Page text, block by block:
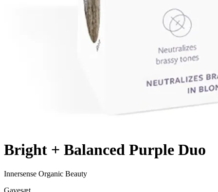
Bright + Balanced Purple Duo
Innersense Organic Beauty
Gavesæt